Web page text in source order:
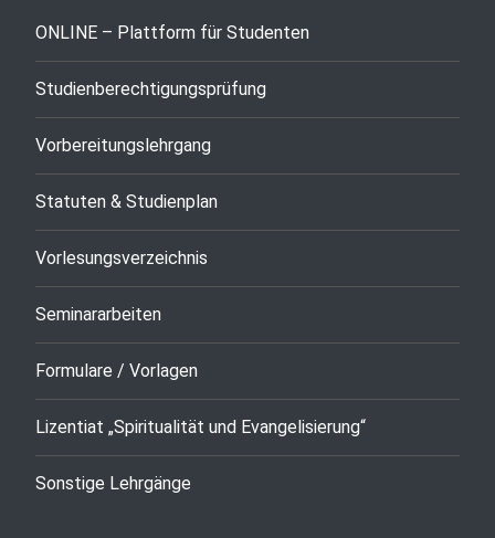
ONLINE – Plattform für Studenten
Studienberechtigungsprüfung
Vorbereitungslehrgang
Statuten & Studienplan
Vorlesungsverzeichnis
Seminararbeiten
Formulare / Vorlagen
Lizentiat „Spiritualität und Evangelisierung“
Sonstige Lehrgänge